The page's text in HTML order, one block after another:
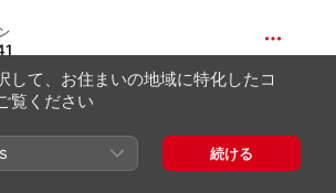
exotiques
ル・アンテルコンタンポ
唱団、イヴォンヌ・ロリ
Radio Symfonie
ラインベルト・デ・レー
15:26
して、お住まいの地域に特化したコ
覧ください
続ける